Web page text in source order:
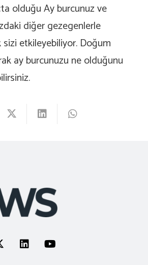
olduğu Ay burcunuz ve
diğer gezegenlerle
sizi etkileyebiliyor. Doğum
ay burcunuzu ne olduğunu